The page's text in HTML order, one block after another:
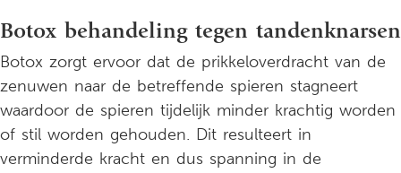
Botox behandeling tegen tandenknarsen
Botox zorgt ervoor dat de prikkeloverdracht van de
zenuwen naar de betreffende spieren stagneert
waardoor de spieren tijdelijk minder krachtig worden
of stil worden gehouden. Dit resulteert in
verminderde kracht en dus spanning in de